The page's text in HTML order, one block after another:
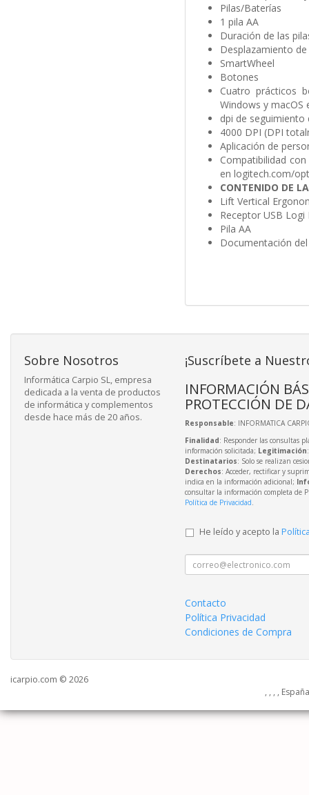
Pilas/Baterías
1 pila AA
Duración de las
Desplazamiento
SmartWheel
Botones
Cuatro prácticos
Windows y
dpi de seguimiento
4000 DPI (DPI
Aplicación de
Compatibilidad
en logitech.com/
CONTENIDO DE
Lift Vertical
Receptor USB Logi
Pila AA
Documentación
Sobre Nosotros
Informática Carpio SL, empresa
dedicada a la venta de productos
de informática y complementos
desde hace más de 20 años.
¡Suscríbete a
INFORMACIÓN
PROTECCIÓN DE
Responsable: INFORMATICA
Finalidad: Responder las consultas
información solicitada; Legitimación
Destinatarios: Solo se realizan
Derechos: Acceder, rectificar y
indica en la información adicional;
consultar la información completa de
Política de Privacidad.
He leído y acepto la
Contacto
Política Privacidad
Condiciones de Compra
icarpio.com © 2026
, , , ,